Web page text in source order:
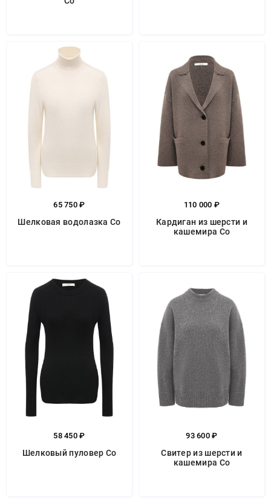
65 750 ₽
Шелковая водолазка Co
110 000 ₽
Кардиган из шерсти и
кашемира Co
58 450 ₽
Шелковый пуловер Co
93 600 ₽
Свитер из шерсти и
кашемира Co